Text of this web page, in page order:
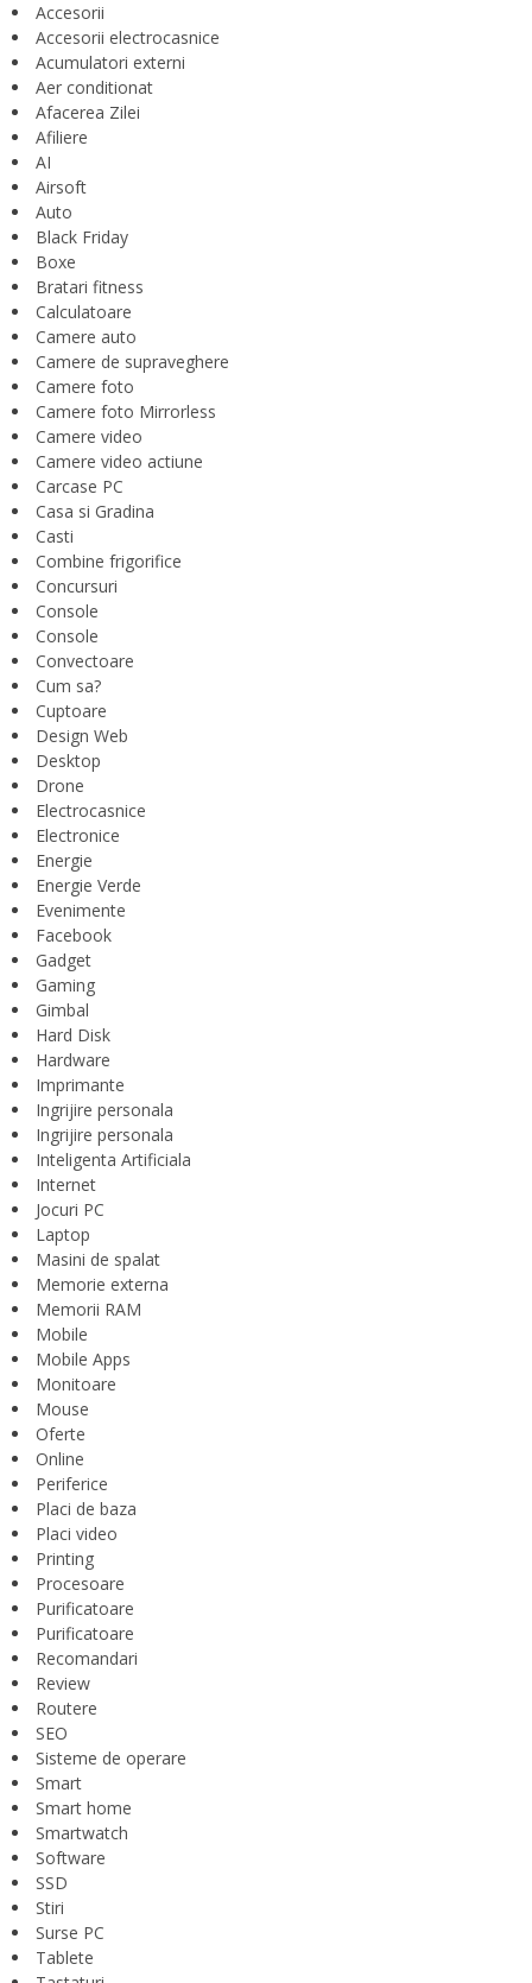
Accesorii
Accesorii electrocasnice
Acumulatori externi
Aer conditionat
Afacerea Zilei
Afiliere
AI
Airsoft
Auto
Black Friday
Boxe
Bratari fitness
Calculatoare
Camere auto
Camere de supraveghere
Camere foto
Camere foto Mirrorless
Camere video
Camere video actiune
Carcase PC
Casa si Gradina
Casti
Combine frigorifice
Concursuri
Console
Console
Convectoare
Cum sa?
Cuptoare
Design Web
Desktop
Drone
Electrocasnice
Electronice
Energie
Energie Verde
Evenimente
Facebook
Gadget
Gaming
Gimbal
Hard Disk
Hardware
Imprimante
Ingrijire personala
Ingrijire personala
Inteligenta Artificiala
Internet
Jocuri PC
Laptop
Masini de spalat
Memorie externa
Memorii RAM
Mobile
Mobile Apps
Monitoare
Mouse
Oferte
Online
Periferice
Placi de baza
Placi video
Printing
Procesoare
Purificatoare
Purificatoare
Recomandari
Review
Routere
SEO
Sisteme de operare
Smart
Smart home
Smartwatch
Software
SSD
Stiri
Surse PC
Tablete